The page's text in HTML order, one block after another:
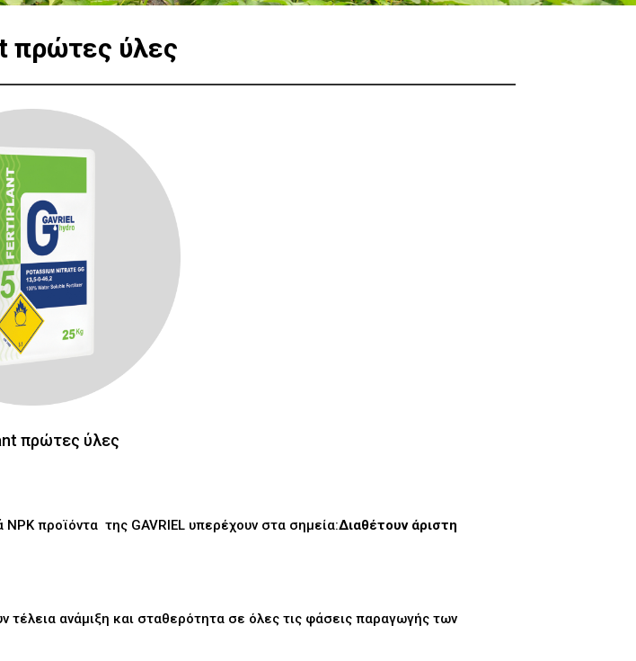
πρώτες ύλες
πρώτες ύλες
NPKπροϊόντα της GAVRIEL υπερέχουν στα σημεία:Διαθέτουν άριστη
ανάμιξη και σταθερότητα σε όλες τις φάσεις παραγωγής των